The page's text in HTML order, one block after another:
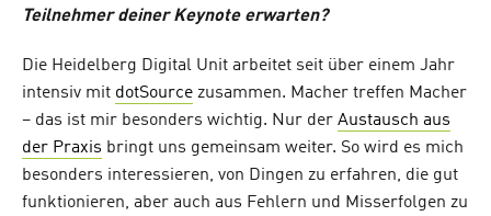
Teilnehmer deiner Keynote erwarten?
Die Heidelberg Digital Unit arbeitet seit über einem Jahr
intensiv mit dotSource zusammen. Macher treffen Macher
– das ist mir besonders wichtig. Nur der Austausch aus
der Praxis bringt uns gemeinsam weiter. So wird es mich
besonders interessieren, von Dingen zu erfahren, die gut
funktionieren, aber auch aus Fehlern und Misserfolgen zu